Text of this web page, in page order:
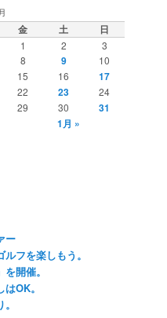
金 土 日
1 2
3
8 9
10
15 16 17
22 23
24
29 30
31
1月 »
ー
フを楽しもう。
開催。
OK。